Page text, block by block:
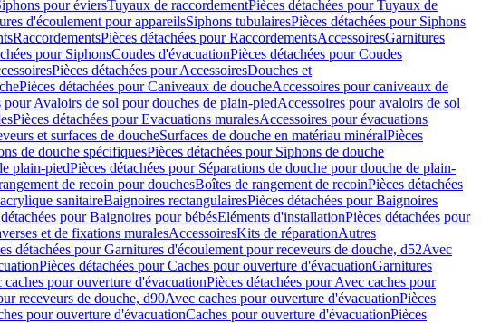
pour éviersTuyaux de raccordementPièces détachées pour Tuyaux de
d'écoulement pour appareilsSiphons tubulairesPièces détachées pour Siphons
RaccordementsPièces détachées pour RaccordementsAccessoiresGarnitures
pour SiphonsCoudes d'évacuationPièces détachées pour Coudes
Pièces détachées pour AccessoiresDouches et
Pièces détachées pour Caniveaux de doucheAccessoires pour caniveaux de
pour Avaloirs de sol pour douches de plain-piedAccessoires pour avaloirs de sol
Pièces détachées pour Evacuations muralesAccessoires pour évacuations
et surfaces de doucheSurfaces de douche en matériau minéralPièces
de douche spécifiquesPièces détachées pour Siphons de douche
plain-piedPièces détachées pour Séparations de douche pour douche de plain-
de recoin pour douchesBoîtes de rangement de recoinPièces détachées
sanitaireBaignoires rectangulairesPièces détachées pour Baignoires
pour Baignoires pour bébésEléments d'installationPièces détachées pour
et de fixations muralesAccessoiresKits de réparationAutres
détachées pour Garnitures d'écoulement pour receveurs de douche, d52Avec
Pièces détachées pour Caches pour ouverture d'évacuationGarnitures
caches pour ouverture d'évacuationPièces détachées pour Avec caches pour
receveurs de douche, d90Avec caches pour ouverture d'évacuationPièces
pour ouverture d'évacuationCaches pour ouverture d'évacuationPièces